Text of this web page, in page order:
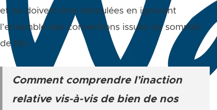
et ne doivent être déroulées en ignorant
l’ensemble des conventions issues du sommet
de Rio.
Comment comprendre l’inaction
relative vis-à-vis de bien de nos